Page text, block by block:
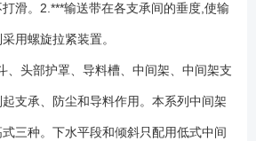
滑。2.***输送带在各支承间的垂度,使输
用螺旋拉紧装置。
头部护罩、导料槽、中间架、中间架支
支承、防尘和导料作用。本系列中间架
三种。下水平段和倾斜只配用低式中间